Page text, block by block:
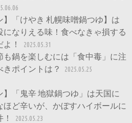
】「けやき 札幌味噌鍋つゆ】は
になりえる味！食べなきゃ損する
！
2025.05.31
も鍋を楽しむには「食中毒」に注
きポイントは？
2025.05.25
】「鬼辛 地獄鍋つゆ」は天国に
ほど辛いが、かぼすハイボールに
2025.05.23